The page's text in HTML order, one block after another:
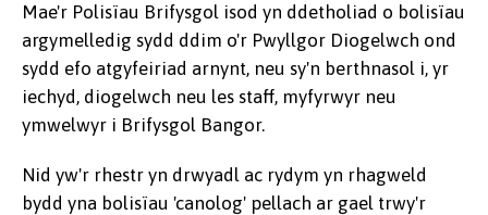
Mae'r Polisïau Brifysgol isod yn ddetholiad o bolisïau
argymelledig sydd ddim o'r Pwyllgor Diogelwch ond
sydd efo atgyfeiriad arnynt, neu sy'n berthnasol i, yr
iechyd, diogelwch neu les staff, myfyrwyr neu
ymwelwyr i Brifysgol Bangor.
Nid yw'r rhestr yn drwyadl ac rydym yn rhagweld
bydd yna bolisïau 'canolog' pellach ar gael trwy'r